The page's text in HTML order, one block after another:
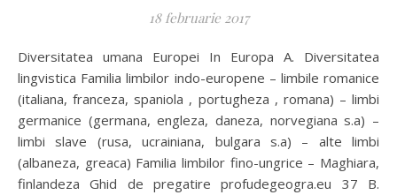
18 februarie 2017
Diversitatea umana Europei In Europa A. Diversitatea
lingvistica Familia limbilor indo-europene – limbile romanice
(italiana, franceza, spaniola , portugheza , romana) – limbi
germanice (germana, engleza, daneza, norvegiana s.a) –
limbi slave (rusa, ucrainiana, bulgara s.a) – alte limbi
(albaneza, greaca) Familia limbilor fino-ungrice – Maghiara,
finlandeza Ghid de pregatire profudegeogra.eu 37 B.